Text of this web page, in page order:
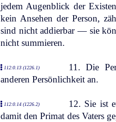
jedem Augenblick der
kein Ansehen der Person,
sind nicht addierbar — sie
nicht summieren.
112:0.13 (1226.1)
11. Die
anderen Persönlichkeit an.
112:0.14 (1226.2)
12. Sie ist
damit den Primat des Vaters